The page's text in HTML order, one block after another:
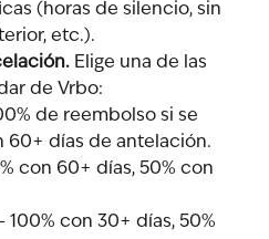
(horas de silencio, sin
etc.).
Elige una de las
de Vrbo:
de reembolso si se
60+ días de antelación.
con 60+ días, 50% con
100% con 30+ días, 50%